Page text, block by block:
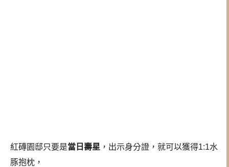
紅磚園邸只要是當日壽星 ，出示身分證，就可以獲得1:1水
豚抱枕，